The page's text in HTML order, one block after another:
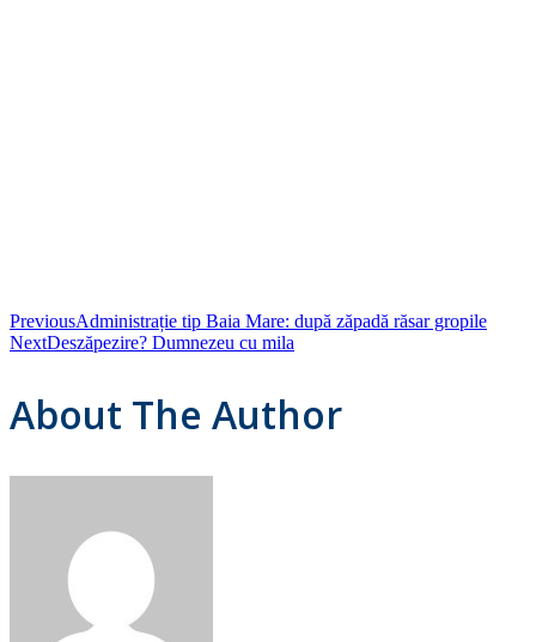
PreviousAdministrație tip Baia Mare: după zăpadă răsar gropile
NextDeszăpezire? Dumnezeu cu mila
About The Author